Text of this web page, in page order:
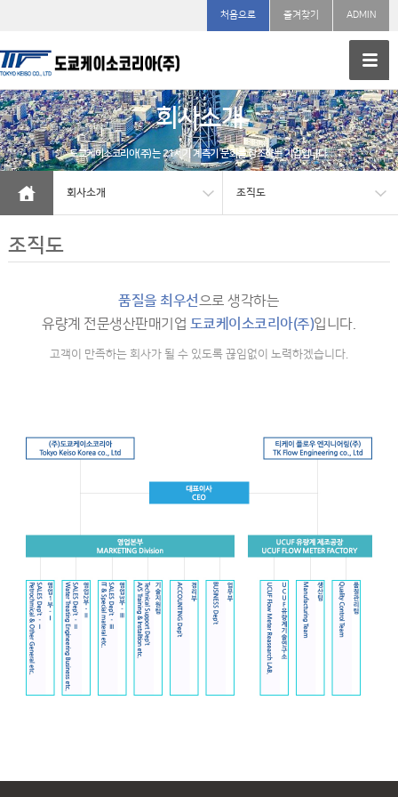
처음으로 즐겨찾기 ADMIN
회사소개
도쿄케이소코리아(주)는 21세기 계측기 문화를 창조하는 기업입니다.
회사소개 조직도
조직도
품질을 최우선으로 생각하는
유량계 전문생산판매기업 도쿄케이소코리아(주)입니다.
고객이 만족하는 회사가 될 수 있도록 끊임없이 노력하겠습니다.